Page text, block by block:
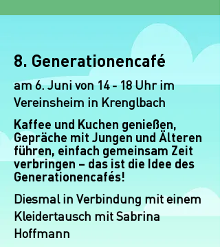
8. Generationencafé
am 6. Juni von 14 - 18 Uhr im
Vereinsheim in Krenglbach
Kaffee und Kuchen genießen,
Gepräche mit Jungen und Älteren
führen, einfach gemeinsam Zeit
verbringen – das ist die Idee des
Generationencafés!
Diesmal in Verbindung mit einem
Kleidertausch mit Sabrina
Hoffmann